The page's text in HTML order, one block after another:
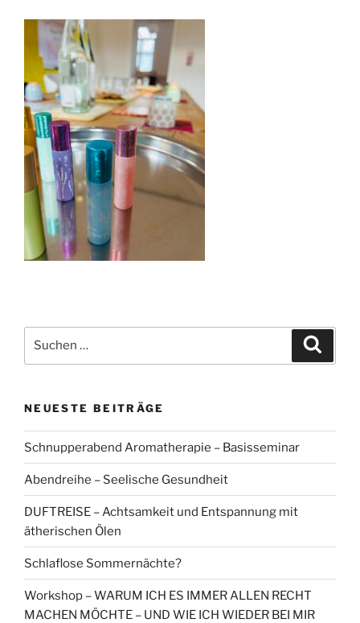
nach:
NEUESTE BEITRÄGE
Schnupperabend Aromatherapie – Basisseminar
Abendreihe – Seelische Gesundheit
DUFTREISE – Achtsamkeit und Entspannung mit
ätherischen Ölen
Schlaflose Sommernächte?
Workshop – WARUM ICH ES IMMER ALLEN RECHT
MACHEN MÖCHTE – UND WIE ICH WIEDER BEI MIR